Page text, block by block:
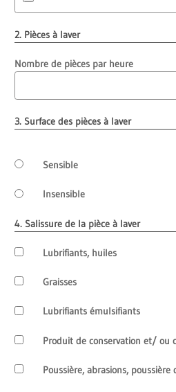
2. Pièces à laver
Nombre de pièces par heure
3. Surface des pièces à laver
Sensible
Insensible
4. Salissure de la pièce à laver
Lubrifiants, huiles
Graisses
Lubrifiants émulsifiants
Produit de conservation et/ ou
Poussière, abrasions, poussière